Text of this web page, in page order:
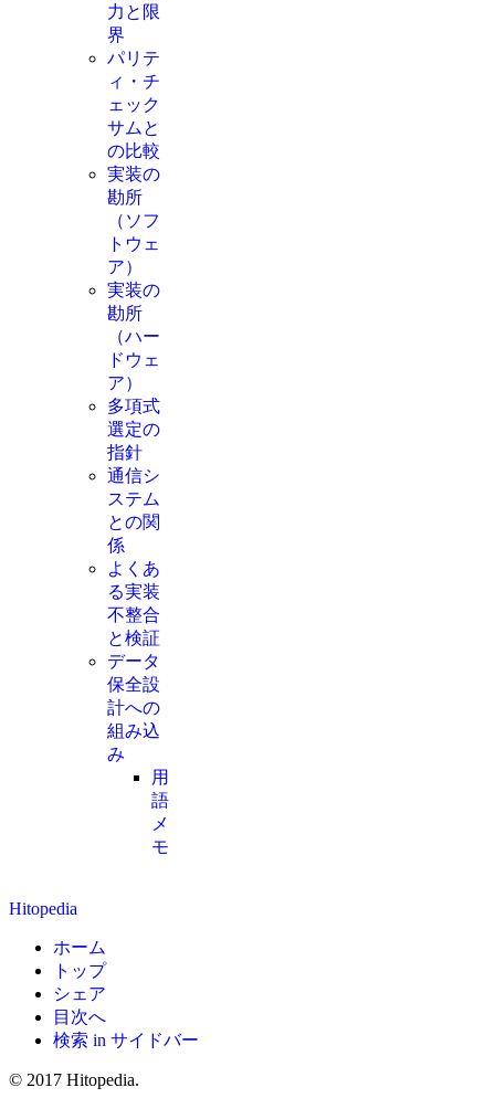
力と限
界
パリテ
ィ・チ
ェック
サムと
の比較
実装の
勘所
（ソフ
トウェ
ア）
実装の
勘所
（ハー
ドウェ
ア）
多項式
選定の
指針
通信シ
ステム
との関
係
よくあ
る実装
不整合
と検証
データ
保全設
計への
組み込
み
用
語
メ
モ
Hitopedia
ホーム
トップ
シェア
目次へ
検索 in サイドバー
© 2017 Hitopedia.